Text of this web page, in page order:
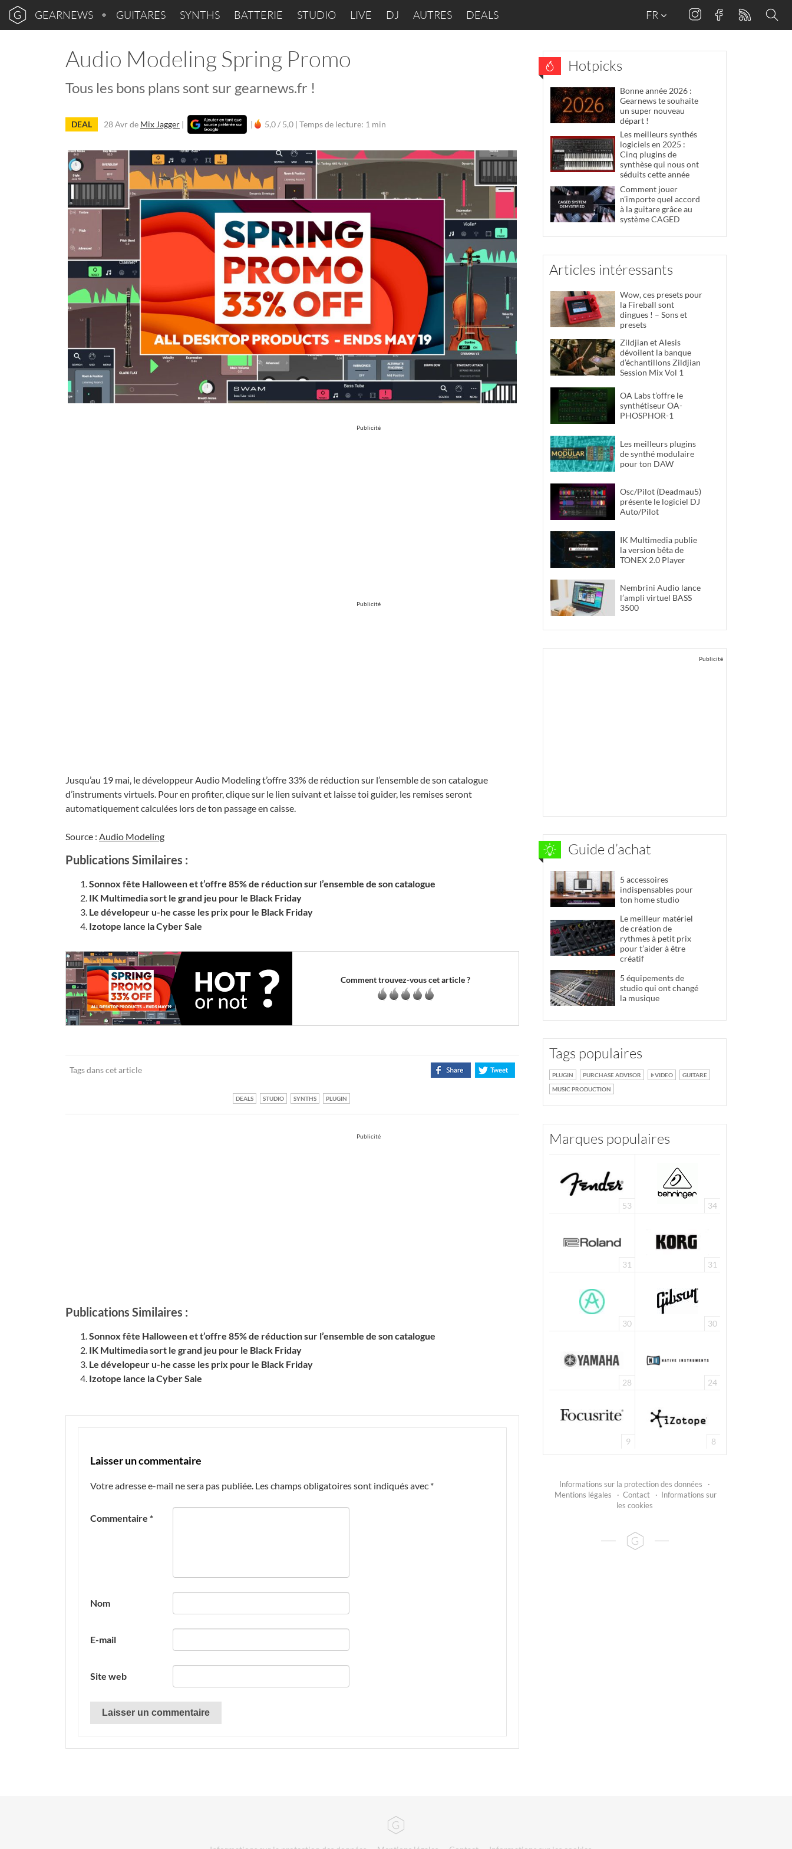
GEARNEWS GUITARES SYNTHS BATTERIE STUDIO LIVE DJ AUTRES DEALS FR
Audio Modeling Spring Promo
Tous les bons plans sont sur gearnews.fr !
DEAL 28 Avr de Mix Jagger | | 5,0 / 5,0 | Temps de lecture: 1 min
Publicité
Publicité
Jusqu’au 19 mai, le développeur Audio Modeling t’offre 33% de réduction sur l’ensemble de son catalogue
d’instruments virtuels. Pour en profiter, clique sur le lien suivant et laisse toi guider, les remises seront
automatiquement calculées lors de ton passage en caisse.
Source : Audio Modeling
Publications Similaires :
Sonnox fête Halloween et t’offre 85% de réduction sur l’ensemble de son catalogue
IK Multimedia sort le grand jeu pour le Black Friday
Le dévelopeur u-he casse les prix pour le Black Friday
Izotope lance la Cyber Sale
Comment trouvez-vous cet article ?
Tags dans cet article
DEALS STUDIO SYNTHS PLUGIN
Publicité
Publications Similaires :
Sonnox fête Halloween et t’offre 85% de réduction sur l’ensemble de son catalogue
IK Multimedia sort le grand jeu pour le Black Friday
Le dévelopeur u-he casse les prix pour le Black Friday
Izotope lance la Cyber Sale
Laisser un commentaire
Votre adresse e-mail ne sera pas publiée. Les champs obligatoires sont indiqués avec *
Commentaire *
Nom
E-mail
Site web
Hotpicks
Bonne année 2026 :
Gearnews te souhaite
un super nouveau
départ !
Les meilleurs synthés
logiciels en 2025 :
Cinq plugins de
synthèse qui nous ont
séduits cette année
Comment jouer
n’importe quel accord
à la guitare grâce au
système CAGED
Articles intéressants
Wow, ces presets pour
la Fireball sont
dingues ! – Sons et
presets
Zildjian et Alesis
dévoilent la banque
d’échantillons Zildjian
Session Mix Vol 1
OA Labs t’offre le
synthétiseur OA-
PHOSPHOR-1
Les meilleurs plugins
de synthé modulaire
pour ton DAW
Osc/Pilot (Deadmau5)
présente le logiciel DJ
Auto/Pilot
IK Multimedia publie
la version bêta de
TONEX 2.0 Player
Nembrini Audio lance
l’ampli virtuel BASS
3500
Publicité
Guide d’achat
5 accessoires
indispensables pour
ton home studio
Le meilleur matériel
de création de
rythmes à petit prix
pour t’aider à être
créatif
5 équipements de
studio qui ont changé
la musique
Tags populaires
PLUGIN PURCHASE ADVISOR VIDEO
GUITARE
MUSIC PRODUCTION
Marques populaires
53 34
31 31
30 30
28 24
9 8
Informations sur la protection des données
·
Mentions légales
· Contact · Informations sur
les cookies